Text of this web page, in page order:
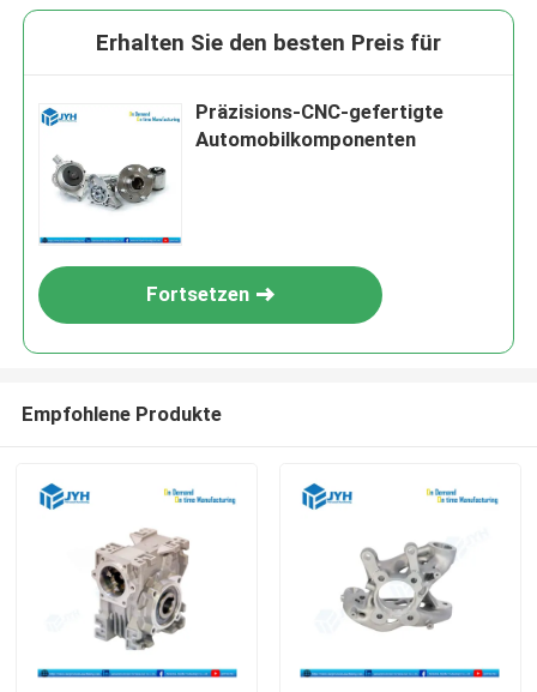
Erhalten Sie den besten Preis für
Präzisions-CNC-gefertigte
Automobilkomponenten
Fortsetzen
Empfohlene Produkte